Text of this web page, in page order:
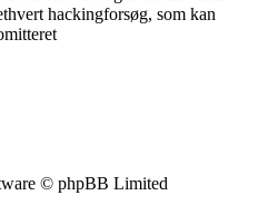
hackingforsøg, som kan
© phpBB Limited